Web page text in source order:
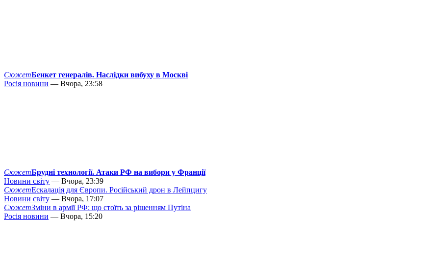
СюжетБенкет генералів. Наслідки вибуху в Москві
Росія новини — Вчора, 23:58
СюжетБрудні технології. Атаки РФ на вибори у Франції
Новини світу — Вчора, 23:39
СюжетЕскалація для Європи. Російський дрон в Лейпцигу
Новини світу — Вчора, 17:07
СюжетЗміни в армії РФ: що стоїть за рішенням Путіна
Росія новини — Вчора, 15:20